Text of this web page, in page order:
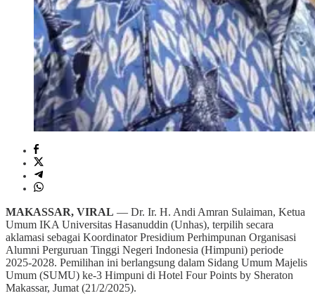
MAKASSAR, VIRAL — Dr. Ir. H. Andi Amran Sulaiman, Ketua
Umum IKA Universitas Hasanuddin (Unhas), terpilih secara
aklamasi sebagai Koordinator Presidium Perhimpunan Organisasi
Alumni Perguruan Tinggi Negeri Indonesia (Himpuni) periode
2025-2028. Pemilihan ini berlangsung dalam Sidang Umum Majelis
Umum (SUMU) ke-3 Himpuni di Hotel Four Points by Sheraton
Makassar, Jumat (21/2/2025).